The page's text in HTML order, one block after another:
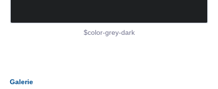
$color-grey-dark
Galerie